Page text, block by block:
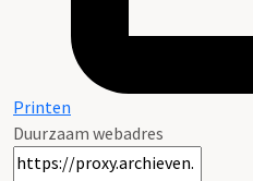
Printen
Duurzaam webadres